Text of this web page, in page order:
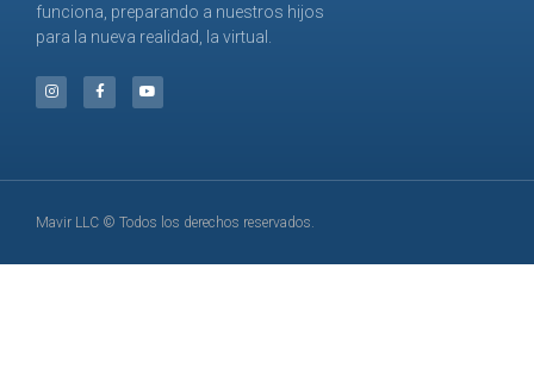
funciona, preparando a nuestros hijos
para la nueva realidad, la virtual.
Mavir LLC © Todos los derechos reservados.